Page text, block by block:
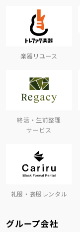
楽器リユース
終活・生前整理
サービス
礼服・喪服レンタル
グループ会社